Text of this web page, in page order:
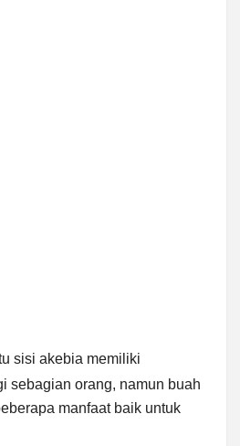
sisi akebia memiliki
sebagian orang, namun buah
manfaat baik untuk